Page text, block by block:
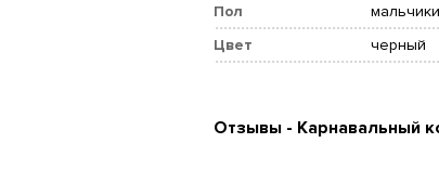
Пол
мальчики
Цвет
черный
Отзывы - Карнавальный